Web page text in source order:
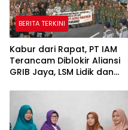
BERITA TERKINI
Kabur dari Rapat, PT IAM
Terancam Diblokir Aliansi
GRIB Jaya, LSM Lidik dan